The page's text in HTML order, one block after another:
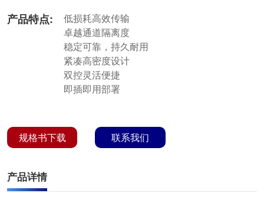
产品特点:
低损耗高效传输
卓越通道隔离度
稳定可靠，持久耐用
紧凑高密度设计
双控灵活便捷
即插即用部署
规格书下载 联系我们
产品详情